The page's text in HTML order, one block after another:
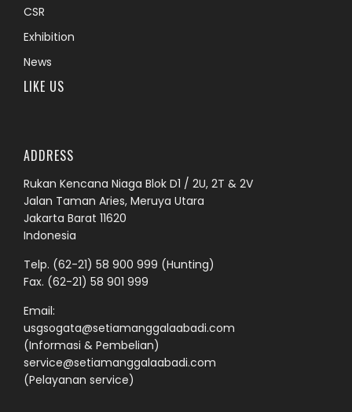
CSR
Exhibition
News
LIKE US
ADDRESS
Rukan Kencana Niaga Blok D1 / 2U, 2T & 2V
Jalan Taman Aries, Meruya Utara
Jakarta Barat 11620
Indonesia
Telp. (62-21) 58 900 999 (Hunting)
Fax. (62-21) 58 901 999
Email:
usgsogata@setiamanggalaabadi.com
(Informasi & Pembelian)
service@setiamanggalaabadi.com
(Pelayanan service)